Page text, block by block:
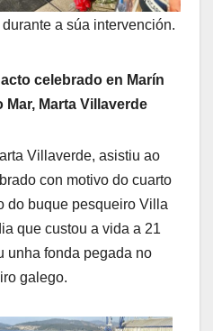
a súa intervención.
celebrado en Marín
Marta Villaverde
Villaverde, asistiu ao
con motivo do cuarto
do buque pesqueiro Villa
que custou a vida a 21
unha fonda pegada no
galego.